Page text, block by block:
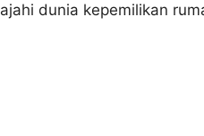
dunia kepemilikan